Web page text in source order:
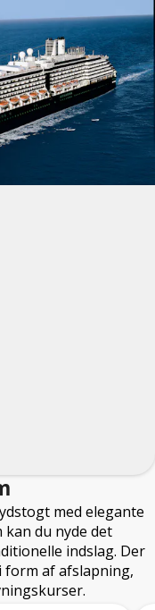
med elegante
kan du nyde det
indslag. Der
form af afslapning,